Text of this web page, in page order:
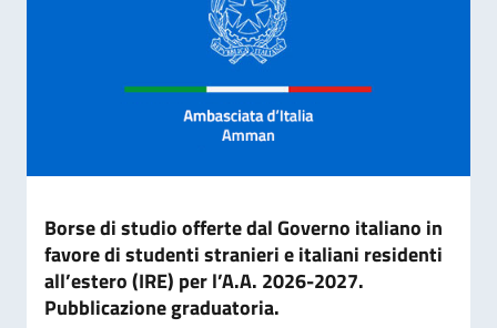
Borse di studio offerte dal Governo italiano in
favore di studenti stranieri e italiani residenti
all’estero (IRE) per l’A.A. 2026-2027.
Pubblicazione graduatoria.